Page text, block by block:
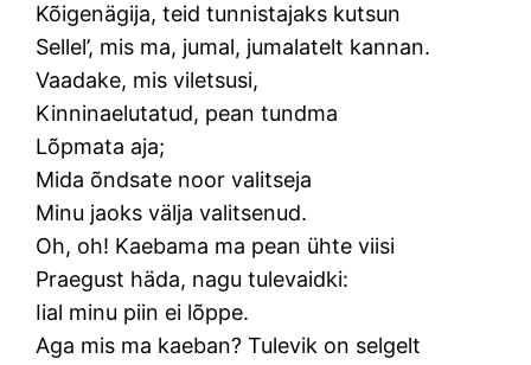
Kõigenägija, teid tunnistajaks kutsun
Sellel’, mis ma, jumal, jumalatelt kannan.
Vaadake, mis viletsusi,
Kinninaelutatud, pean tundma
Lõpmata aja;
Mida õndsate noor valitseja
Minu jaoks välja valitsenud.
Oh, oh! Kaebama ma pean ühte viisi
Praegust häda, nagu tulevaidki:
Iial minu piin ei lõppe.
Aga mis ma kaeban? Tulevik on selgelt